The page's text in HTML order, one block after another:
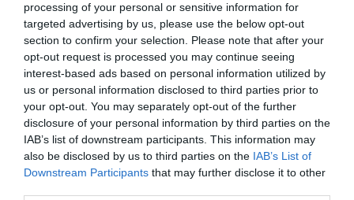
processing of your personal or sensitive information for
targeted advertising by us, please use the below opt-out
section to confirm your selection. Please note that after your
opt-out request is processed you may continue seeing
interest-based ads based on personal information utilized by
us or personal information disclosed to third parties prior to
your opt-out. You may separately opt-out of the further
disclosure of your personal information by third parties on the
IAB’s list of downstream participants. This information may
also be disclosed by us to third parties on the IAB’s List of
Downstream Participants that may further disclose it to other
ma.hu legfrissebb hírei:
8:04
Vitézy Dávid: 2,3 milliárd forint került vissza az államhoz
egy útdíjrendszeres ügylet felülvizsgálata után
Saját életét is kockára tette a magyar erdész, hogy
megállítsa a tüzet
20:20
Második világháborús MG-42 géppuskát emeltek ki a
Dunából - a rendőrség lefoglalta